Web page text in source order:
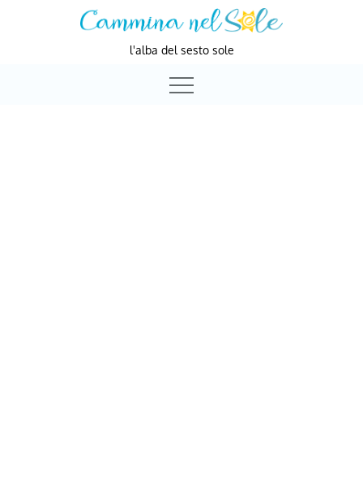
l'alba del sesto sole